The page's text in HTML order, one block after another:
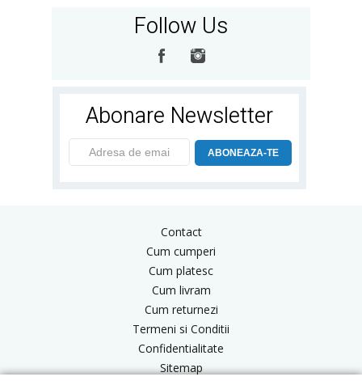
Follow Us
Abonare Newsletter
ABONEAZA-TE
Contact
Cum cumperi
Cum platesc
Cum livram
Cum returnezi
Termeni si Conditii
Confidentialitate
Sitemap